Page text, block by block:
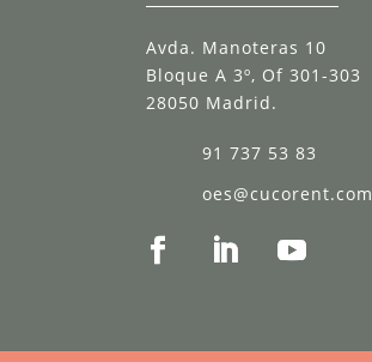
Avda. Manoteras 10
Bloque A 3º, Of 301-303
28050 Madrid.
91 737 53 83
oes@cucorent.com